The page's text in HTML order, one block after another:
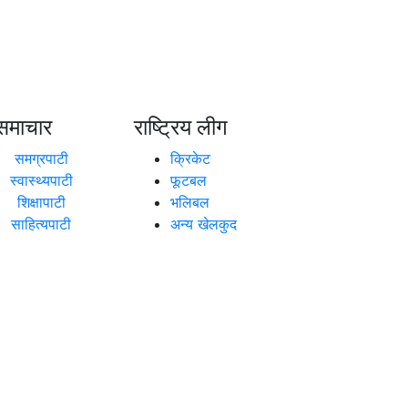
समग्रपाटी
स्वास्थ्यपाटी
शिक्षापाटी
साहित्यपाटी
राष्ट्रिय लीग
क्रिकेट
फूटबल
भलिबल
अन्य खेलकुद